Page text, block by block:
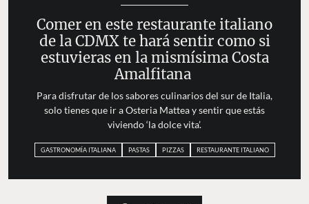
Comer en este restaurante italiano
de la CDMX te hará sentir como si
estuvieras en la mismísima Costa
Amalfitana
Para disfrutar de los sabores culinarios del sur de Italia,
solo tienes que ir a Osteria Mattea y sentir que estás
viviendo ‘la dolce vita’.
GASTRONOMÍA ITALIANA PASTAS PIZZAS RESTAURANTE ITALIANO